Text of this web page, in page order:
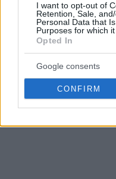
I want to opt-out of
Retention, Sale,
Personal Data that
Purposes for which it
Opted In
Google consents
CONFIRM
Εκτός από τον τίτλο
στο Ισραήλ (ήταν και
Ενώ στους Μπακς
κατάκτηση του
Μαρτίου 2021, σε μία